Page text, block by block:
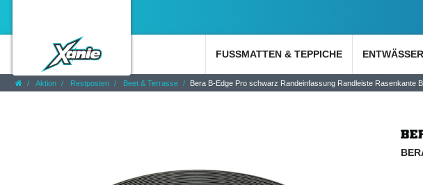
FUSSMATTEN & TEPPICHE
Aktion Restposten Beet & Terrasse Bera B-Edge Pro schwarz Randeinfassung Randleiste Rasenkante